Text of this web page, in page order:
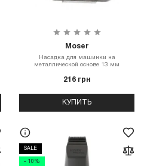
Moser
Насадка для машинки на
металлической основе 13 мм
216 грн
КУПИТЬ
SALE
- 10%